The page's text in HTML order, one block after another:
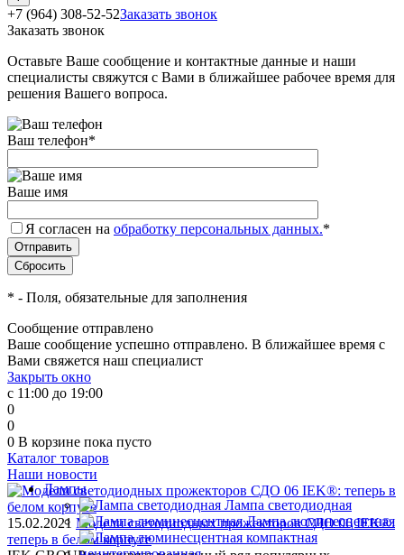
+7 (964) 308-52-52Заказать звонок
Заказать звонок
Оставьте Ваше сообщение и контактные данные и наши
специалисты свяжутся с Вами в ближайшее рабочее время для
решения Вашего вопроса.
Ваш телефон*
Ваше имя
Я согласен на обработку персональных данных.*
* - Поля, обязательные для заполнения
Сообщение отправлено
Ваше сообщение успешно отправлено. В ближайшее время с
Вами свяжется наш специалист
Закрыть окно
с 11:00 до 19:00
0
0
0 В корзине пока пусто
Каталог товаров
Лампы
Лампа светодиодная
Лампа люминесцентная
Наши новости
15.02.2021 Модели светодиодных прожекторов СДО 06 IEK®:
теперь в белом корпусе